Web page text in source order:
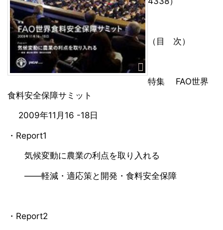
（目 次）
特集 FAO世界
食料安全保障サミット
2009年11月16 -18日
・Report1
気候変動に農業の利点を取り入れる
――軽減・適応策と開発・食料安全保障
・Report2